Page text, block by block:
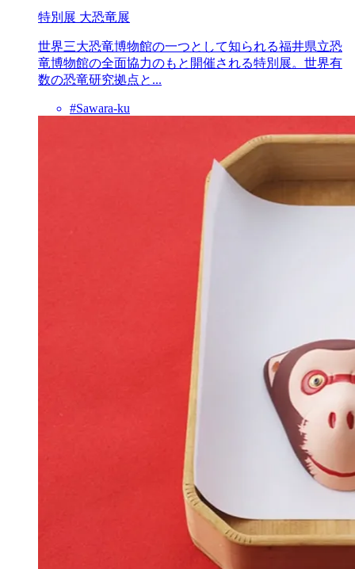
特別展 大恐竜展
世界三大恐竜博物館の一つとして知られる福井県立恐
竜博物館の全面協力のもと開催される特別展。世界有
数の恐竜研究拠点と...
#Sawara-ku